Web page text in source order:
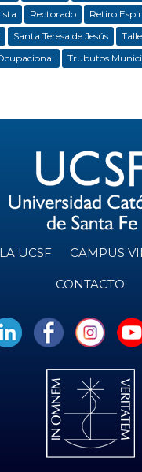
Rectorado
Retiro
Santa Teresa de Jesús
Trubutos
LA UCSF CAMPUS
CONTACTO